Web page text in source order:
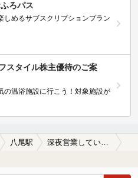
ろパス
しめるサブスクリプションプラン
スタイル株主優待のご案
の温浴施設に行こう！対象施設が
八尾駅 深夜営業している八尾駅近くの温泉、日帰り温泉、スーパー銭湯おすすめ